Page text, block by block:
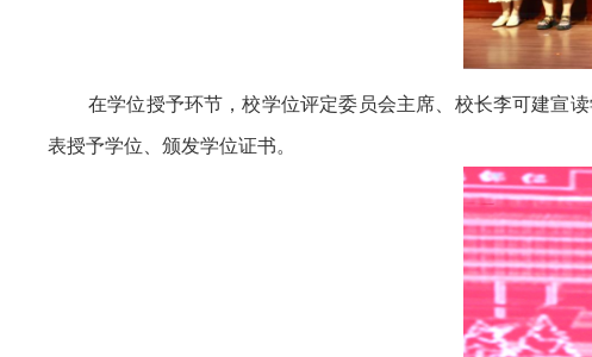
在学位授予环节，校学位评定委员会主席、校长李可建宣
表授予学位、颁发学位证书。